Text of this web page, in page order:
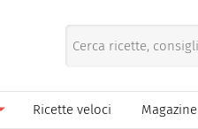
Ricette veloci Magazine